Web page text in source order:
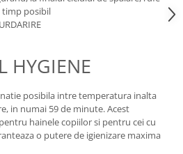
timp posibil
HYGIENE
posibila intre temperatura inalta
in numai 59 de minute. Acest
hainele copiilor si pentru cei cu
o putere de igienizare maxima